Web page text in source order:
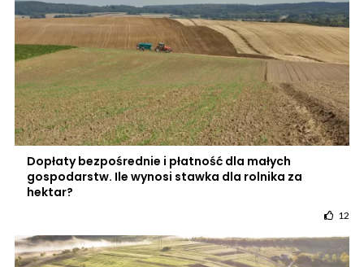
Dopłaty bezpośrednie i płatność dla małych
gospodarstw. Ile wynosi stawka dla rolnika za
hektar?
12